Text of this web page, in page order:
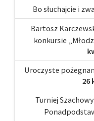
Bo słuchajcie i
Bartosz
konkursie
Uroczyste
26
Turniej